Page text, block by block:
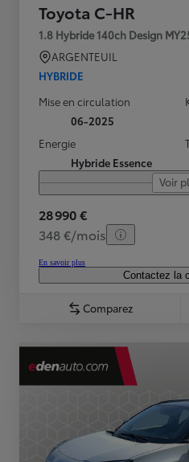
Toyota C-HR
1.8 Hybride 140ch Design
ARGENTEUIL
HYBRIDE
Mise en circulation
06-2025
Energie
Hybride Essence
Voir
28 990 €
348 €/mois
En savoir plus
Contactez la
Comparez